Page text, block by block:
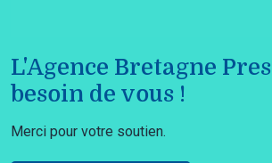
L'Agence Bretagne
besoin de vous !
Merci pour votre soutien.